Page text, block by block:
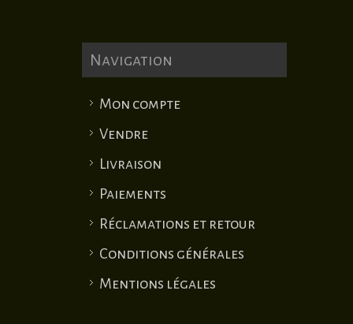
Navigation
Mon compte
Vendre
Livraison
Paiements
Réclamations et retour
Conditions générales
Mentions légales